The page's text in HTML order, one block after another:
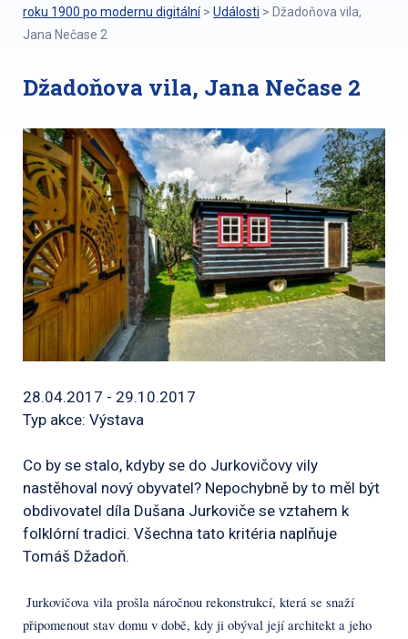
roku 1900 po modernu digitální > Události > Džadoňova vila,
Jana Nečase 2
Džadoňova vila, Jana Nečase 2
28.04.2017 - 29.10.2017
Typ akce: Výstava
Co by se stalo, kdyby se do Jurkovičovy vily
nastěhoval nový obyvatel? Nepochybně by to měl být
obdivovatel díla Dušana Jurkoviče se vztahem k
folklórní tradici. Všechna tato kritéria naplňuje
Tomáš Džadoň.
Jurkovičova vila prošla náročnou rekonstrukcí, která se snaží
připomenout stav domu v době, kdy ji obýval její architekt a jeho